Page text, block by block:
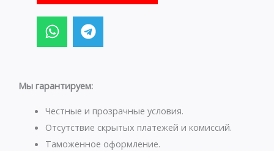
W
h
a
s
p
p
T
e
l
g
a
m
Мы гарантируем:
Честные и прозрачные условия.
Отсутствие скрытых платежей и комиссий.
Таможенное оформление.